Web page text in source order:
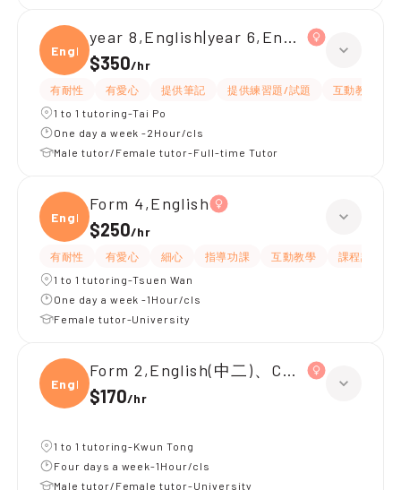
Engli
year 8,English|year 6,English
$350/hr
有耐性 有愛心 提供筆記 提供練習題/試題 互動教學
1 to 1 tutoring-Tai Po
One day a week -2Hour/cls
Male tutor/Female tutor-Full-time Tutor
Engli
Form 4,English
$250/hr
有耐性 有愛心 細心 指導功課 互動教學
課程設計
1 to 1 tutoring-Tsuen Wan
One day a week -1Hour/cls
Female tutor-University
Engli
Form 2,English(中二)、Chinese(中二)
$170/hr
1 to 1 tutoring-Kwun Tong
Four days a week-1Hour/cls
Male tutor/Female tutor-University